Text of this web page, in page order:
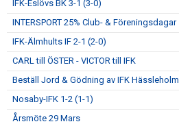
IFK-Eslövs BK 3-1 (3-0)
INTERSPORT 25% Club- & Föreningsdagar
IFK-Älmhults IF 2-1 (2-0)
CARL till ÖSTER - VICTOR till IFK
Beställ Jord & Gödning av IFK Hässleholm
Nosaby-IFK 1-2 (1-1)
Årsmöte 29 Mars